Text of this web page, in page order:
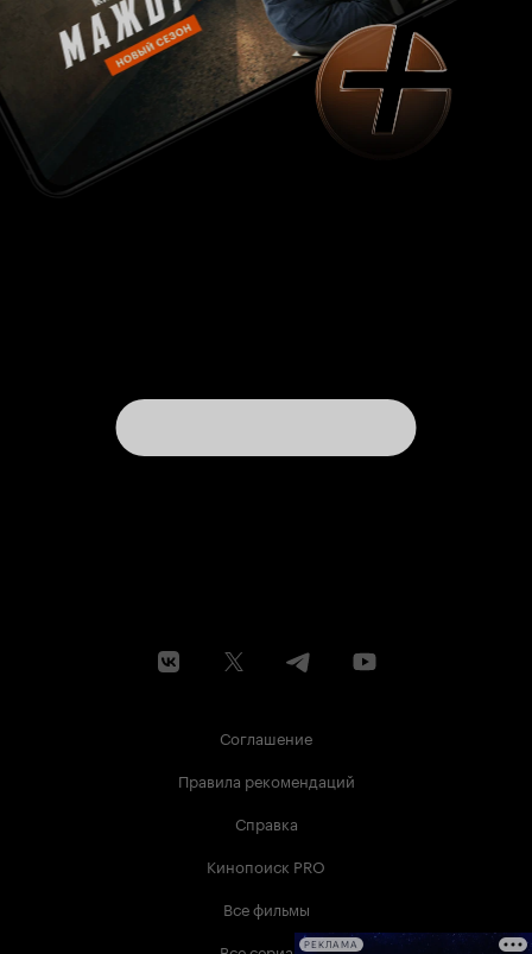
Соглашение
Правила рекомендаций
Справка
Кинопоиск PRO
Все фильмы
РЕКЛАМА